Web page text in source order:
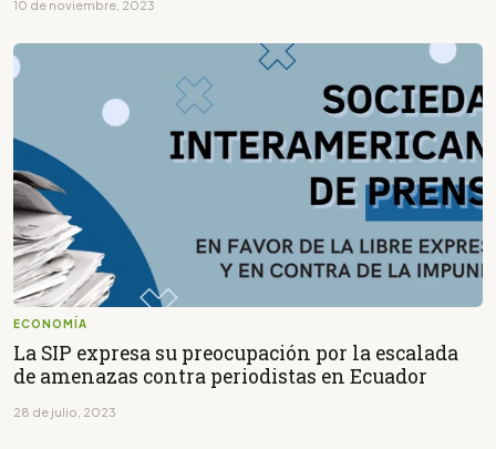
10 de noviembre, 2023
ECONOMÍA
La SIP expresa su preocupación por la escalada
de amenazas contra periodistas en Ecuador
28 de julio, 2023